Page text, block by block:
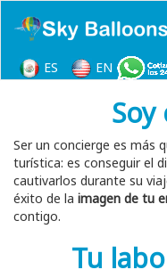
ES EN
Ser un concierge es más
turística: es conseguir el
cautivarlos durante su
éxito de la imagen de tu
contigo.
Tu